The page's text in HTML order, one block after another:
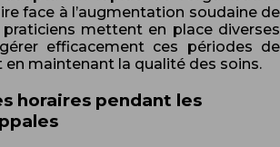
face à l’augmentation soudaine de
mettent en place diverses
efficacement ces périodes de
maintenant la qualité des soins.
horaires pendant les